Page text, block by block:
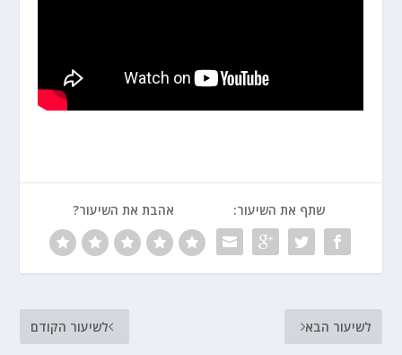
שתף את השיעור: אהבת את השיעור?
לשיעור הקודם לשיעור הבא